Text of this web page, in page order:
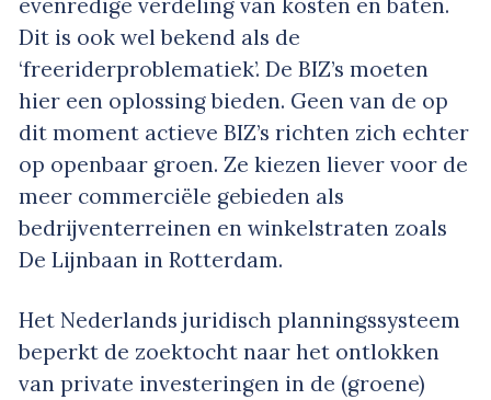
evenredige verdeling van kosten en baten.
Dit is ook wel bekend als de
‘freeriderproblematiek’. De BIZ’s moeten
hier een oplossing bieden. Geen van de op
dit moment actieve BIZ’s richten zich echter
op openbaar groen. Ze kiezen liever voor de
meer commerciële gebieden als
bedrijventerreinen en winkelstraten zoals
De Lijnbaan in Rotterdam.
Het Nederlands juridisch planningssysteem
beperkt de zoektocht naar het ontlokken
van private investeringen in de (groene)